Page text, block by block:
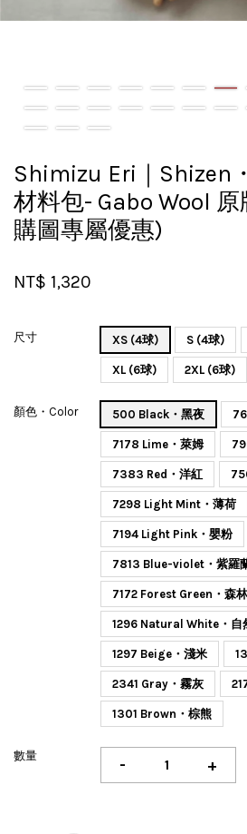
Shimizu Eri｜Shizen
材料包- Gabo Wool 原
購圖專屬優惠)
NT$ 1,320
尺寸 XS (4球) S (4球)
XL (6球) 2XL (6球)
顏色・Color 500 Black・黑夜
7178 Lime・萊姆
7383 Red・洋紅
7298 Light Mint・薄荷
7194 Light Pink・嬰粉
7813 Blue-violet・紫羅
7172 Forest Green・森
1296 Natural White・自
1297 Beige・淺米
2341 Gray・霧灰
1301 Brown・棕熊
數量 - +